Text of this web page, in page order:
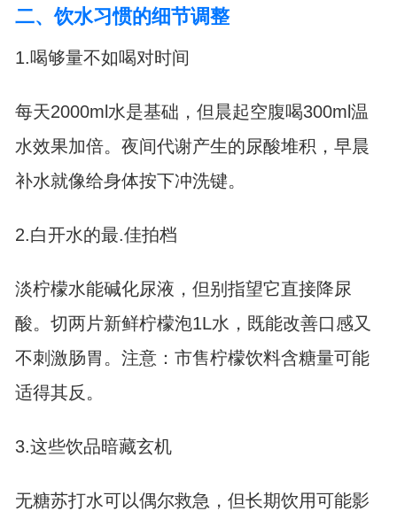
二、饮水习惯的细节调整
1.喝够量不如喝对时间
每天2000ml水是基础，但晨起空腹喝300ml温
水效果加倍。夜间代谢产生的尿酸堆积，早晨
补水就像给身体按下冲洗键。
2.白开水的最.佳拍档
淡柠檬水能碱化尿液，但别指望它直接降尿
酸。切两片新鲜柠檬泡1L水，既能改善口感又
不刺激肠胃。注意：市售柠檬饮料含糖量可能
适得其反。
3.这些饮品暗藏玄机
无糖苏打水可以偶尔救急，但长期饮用可能影